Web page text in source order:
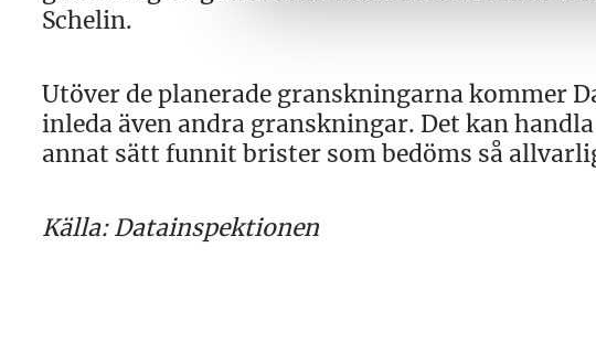
Schelin.
Utöver de planerade granskningarna kommer
inleda även andra granskningar. Det kan
annat sätt funnit brister som bedöms så
Källa: Datainspektionen